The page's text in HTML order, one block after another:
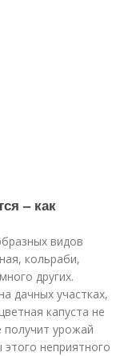
– как
видов
кольраби,
других.
дачных участках,
капуста не
получит урожай
неприятного